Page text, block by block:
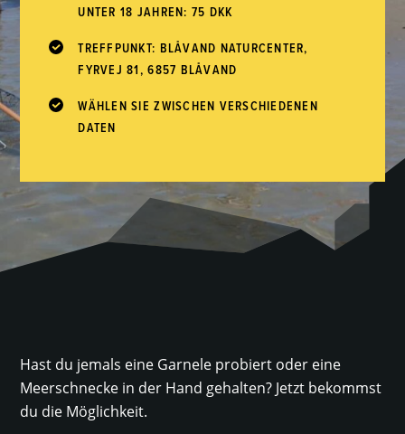
UNTER 18 JAHREN: 75 DKK
TREFFPUNKT: BLÅVAND NATURCENTER,
FYRVEJ 81, 6857 BLÅVAND
WÄHLEN SIE ZWISCHEN VERSCHIEDENEN
DATEN
Hast du jemals eine Garnele probiert oder eine
Meerschnecke in der Hand gehalten? Jetzt bekommst
du die Möglichkeit.